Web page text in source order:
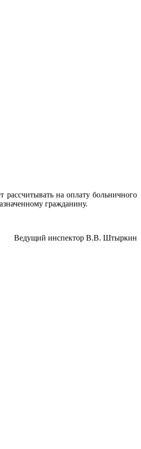
рассчитывать на оплату больничного
гражданину.
Ведущий инспектор В.В. Штыркин